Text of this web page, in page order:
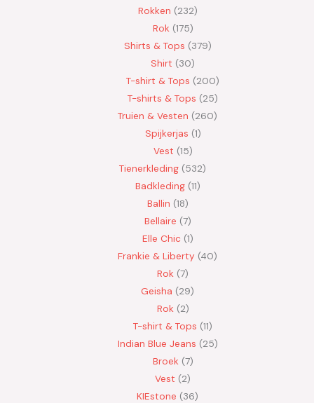
Rokken 232
Rok 175
Shirts & Tops 379
Shirt
30
T-shirt & Tops
200
T-shirts & Tops
25
Truien & Vesten
260
Spijkerjas 1
Vest 15
Tienerkleding 532
Badkleding 11
Ballin 18
Bellaire 7
Elle Chic 1
Frankie & Liberty 40
Rok 7
Geisha
29
Rok 2
T-shirt & Tops 11
Indian Blue Jeans 25
Broek 7
Vest
2
KIEstone
36